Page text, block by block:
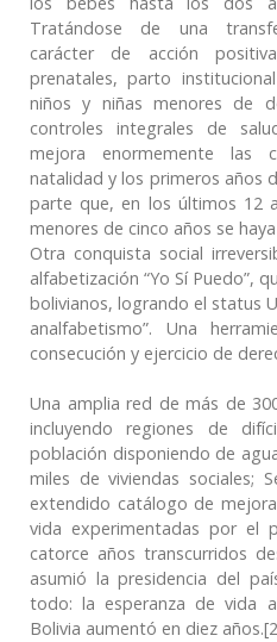
Tratándose de una
carácter de acción
prenatales, parto
niños y niñas menores de
controles integrales de
mejora enormemente las
natalidad y los primeros años
parte que, en los últimos 12
menores de cinco años se
Otra conquista social
alfabetización “Yo Sí Puedo”,
bolivianos, logrando el status
analfabetismo”. Una
consecución y ejercicio de
Una amplia red de más de
incluyendo regiones de
población disponiendo de
miles de viviendas sociales;
extendido catálogo de
vida experimentadas por el
catorce años transcurridos
asumió la presidencia del
todo: la esperanza de vida
Bolivia aumentó en diez